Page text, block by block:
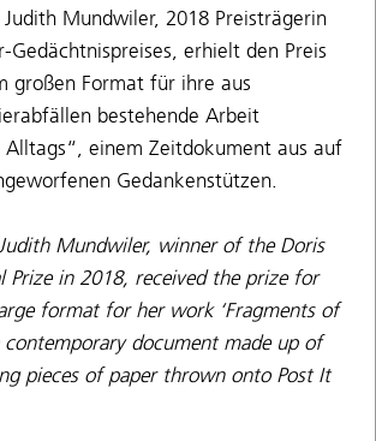
Mundwiler, 2018 Preisträgerin
Gedächtnispreises, erhielt den Preis
großen Format für ihre aus
bestehende Arbeit
Alltags“, einem Zeitdokument aus auf
Gedankenstützen.
Mundwiler, winner of the Doris
Prize in 2018, received the prize for
format for her work ‘Fragments of
contemporary document made up of
pieces of paper thrown onto Post It